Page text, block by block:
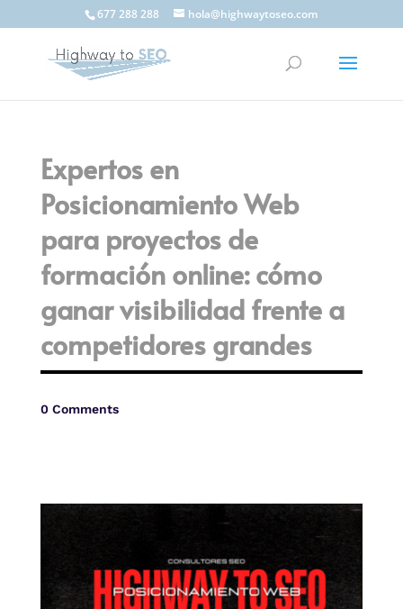
677 288 288 hola@highwaytoseo.com
Expertos en
Posicionamiento Web
para proyectos de
formación online: cómo
ganar visibilidad frente a
competidores grandes
0 Comments